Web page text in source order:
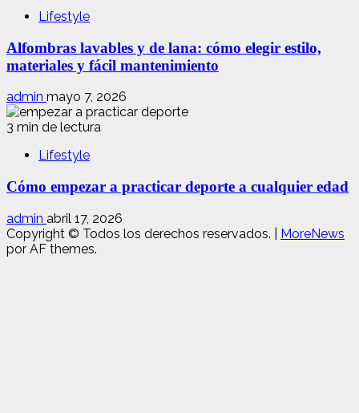
Lifestyle
Alfombras lavables y de lana: cómo elegir estilo,
materiales y fácil mantenimiento
admin mayo 7, 2026
3 min de lectura
Lifestyle
Cómo empezar a practicar deporte a cualquier edad
admin abril 17, 2026
Copyright © Todos los derechos reservados.
MoreNews
por AF themes.